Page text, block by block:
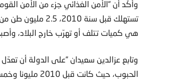
وأكّد أن “الأمن الغذائي جزء من الأمن
هي كميات تتلف أو تهرّب خارج البلاد،
وتابع عزالدين سعيدان “على الدولة أن